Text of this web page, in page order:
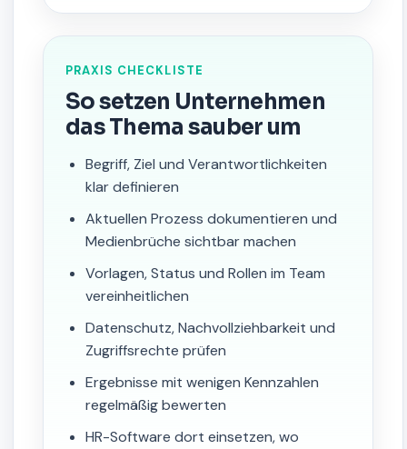
PRAXIS CHECKLISTE
So setzen Unternehmen
das Thema sauber um
Begriff, Ziel und Verantwortlichkeiten
klar definieren
Aktuellen Prozess dokumentieren und
Medienbrüche sichtbar machen
Vorlagen, Status und Rollen im Team
vereinheitlichen
Datenschutz, Nachvollziehbarkeit und
Zugriffsrechte prüfen
Ergebnisse mit wenigen Kennzahlen
regelmäßig bewerten
HR-Software dort einsetzen, wo